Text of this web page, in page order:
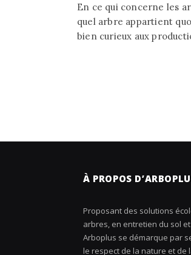
En ce qui concerne les
quel arbre appartient
bien curieux aux
À PROPOS
Proposant des solutions
arbres, en entretien du sol
Arboplus se démarque par
le respect de la nature et de